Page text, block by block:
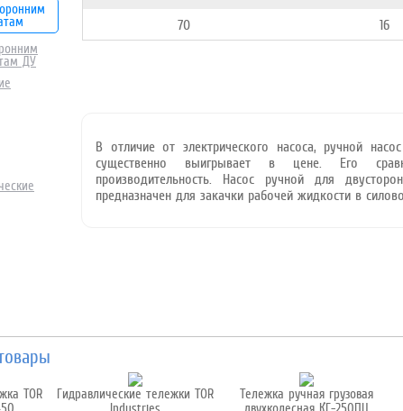
ДУ
70 16
В отличие от электрического насоса, ручной
существенно выигрывает в цене. Его
производительность. Насос ручной для
предназначен для закачки рабочей жидкости в
TOR
Гидравлические тележки TOR
Тележка ручная грузовая